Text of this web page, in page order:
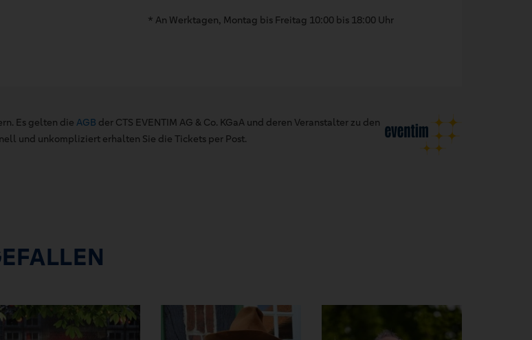
* An Werktagen, Montag bis Freitag 10:00 bis 18:00 Uhr
Es gelten die AGB der CTS EVENTIM AG & Co. KGaA und deren Veranstalter zu den
und unkompliziert erhalten Sie die Tickets per Post.